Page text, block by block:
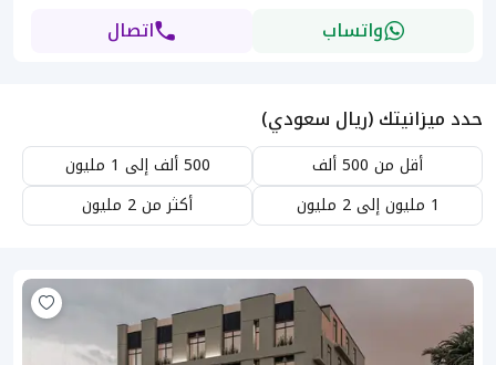
واتساب اتصال
حدد ميزانيتك (ريال سعودي)
أقل من 500 ألف
500 ألف إلى 1 مليون
1 مليون إلى 2 مليون
أكثر من 2 مليون